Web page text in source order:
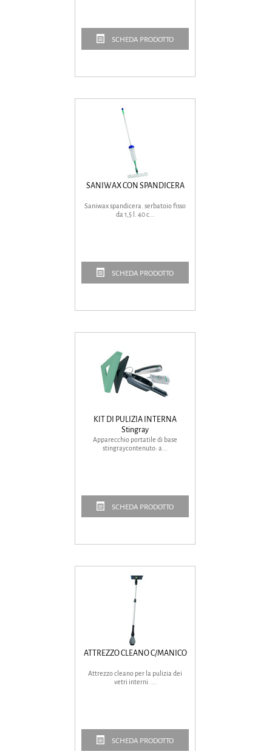
SCHEDA PRODOTTO
SANIWAX CON SPANDICERA
Saniwax spandicera. serbatoio fisso
da 1,5 l. 40 c...
SCHEDA PRODOTTO
KIT DI PULIZIA INTERNA
Stingray
Apparecchio portatile di base
stingraycontenuto: a...
SCHEDA PRODOTTO
ATTREZZO CLEANO C/MANICO
Attrezzo cleano per la pulizia dei
vetri interni. ...
SCHEDA PRODOTTO